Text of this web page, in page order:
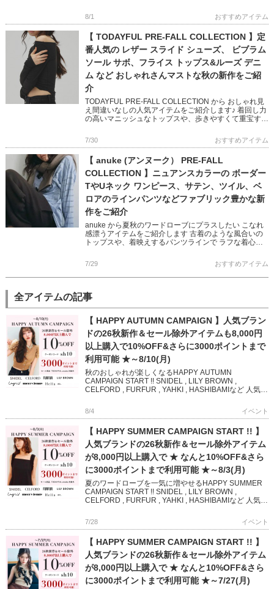
ライクと現代の […]
8/1 おすすめアイテム
【 TODAYFUL PRE-FALL COLLECTION 】定
番人気の レザー スライド シューズ、 ビブラム
ソール サボ、フライス トップス&ルーズ デニ
ム など おしゃれさんマストな秋の新作をご紹
介
TODAYFUL PRE-FALL COLLECTION から おしゃれ見
え間違いなしの人気アイテムをご紹介します♪ 着回し力
の高いマニッシュなトップスや、歩きやすくて重宝する
7/30 おすすめアイテム
【 anuke (アンヌーク） PRE-FALL
COLLECTION 】ニュアンスカラーの ボーダー
TやUネック ワンピース、サテン、ツイル、ベ
ロアのラインパンツなどファブリック豊かな新
作をご紹介
anuke から夏秋のワードローブにプラスしたい こなれ
感漂うアイテムをご紹介します 古着のような風合いの
トップスや、着映えするパンツラインで ラフな着心地
チェックして […]
7/29 おすすめアイテム
全アイテムの記事
【 HAPPY AUTUMN CAMPAIGN 】人気ブラン
ドの26秋新作＆セール除外アイテムも8,000円
以上購入で10%OFF&さらに3000ポイントまで
利用可能 ★～8/10(月)
秋のおしゃれが楽しくなるHAPPY AUTUMN
CAMPAIGN START !! SNIDEL , LILY BROWN ,
CELFORD , FURFUR , YAHKI , HASHIBAMIなど 人気ブ
8/4 イベント
【 HAPPY SUMMER CAMPAIGN START !! 】
人気ブランドの26秋新作＆セール除外アイテム
が8,000円以上購入で ★ なんと10%OFF&さら
に3000ポイントまで利用可能 ★～8/3(月)
夏のワードローブを一気に増やせるHAPPY SUMMER
CAMPAIGN START !! SNIDEL , LILY BROWN ,
CELFORD , FURFUR , YAHKI , HASHIBAMIなど 人気
7/28 イベント
【 HAPPY SUMMER CAMPAIGN START !! 】
人気ブランドの26秋新作＆セール除外アイテム
が8,000円以上購入で ★ なんと10%OFF&さら
に3000ポイントまで利用可能 ★～7/27(月)